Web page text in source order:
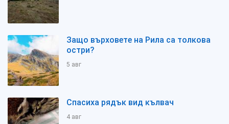
Защо върховете на Рила са толкова
остри?
5 авг
Спасиха рядък вид кълвач
4 авг